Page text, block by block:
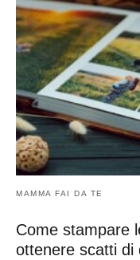
MAMMA FAI DA TE
Come stampare
ottenere scatti di